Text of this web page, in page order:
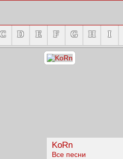
C D E F G H I
KoRn
Все песни